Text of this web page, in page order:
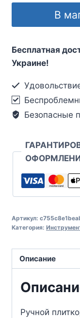
В
Бесплатная
Украине!
Безопасные
Артикул:
Категория:
Описание
Ручной